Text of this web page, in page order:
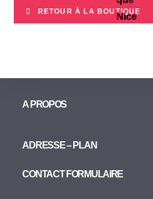
RETOUR À LA BOUTIQUE
A PROPOS
ADRESSE – PLAN
CONTACT FORMULAIRE